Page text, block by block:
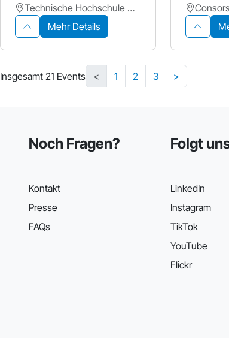
Technische Hochschule Nürnberg Georg Simon Ohm - Raum BM.001
Mehr Details
Insgesamt 21 Events < 1 2 3 >
Noch Fragen?
Kontakt
Presse
FAQs
Folgt
LinkedIn
Instagram
TikTok
YouTube
Flickr